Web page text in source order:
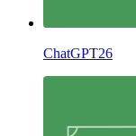
ChatGPT26